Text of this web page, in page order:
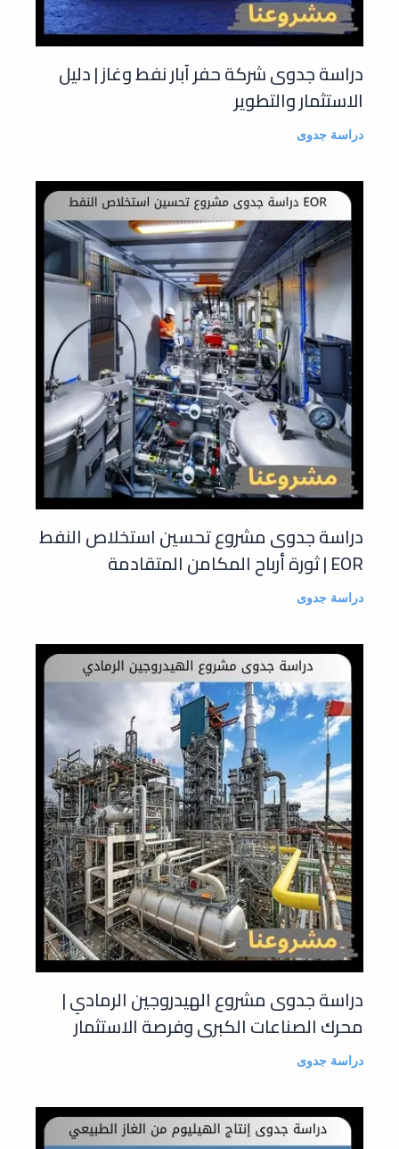
دراسة جدوى شركة حفر آبار نفط وغاز | دليل
الاستثمار والتطوير
دراسة جدوى
دراسة جدوى مشروع تحسين استخلاص النفط
EOR | ثورة أرباح المكامن المتقادمة
دراسة جدوى
دراسة جدوى مشروع الهيدروجين الرمادي |
محرك الصناعات الكبرى وفرصة الاستثمار
دراسة جدوى